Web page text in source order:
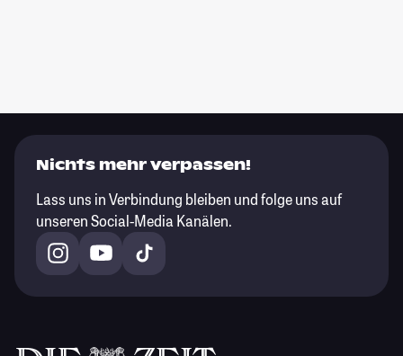
Nichts mehr verpassen!
Lass uns in Verbindung bleiben und folge uns auf
unseren Social-Media Kanälen.